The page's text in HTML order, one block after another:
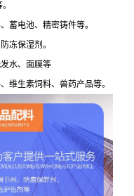
蓄电池、精密铸件等。
冻保湿剂。
水、面膜等
维生素饲料、兽药产品等。